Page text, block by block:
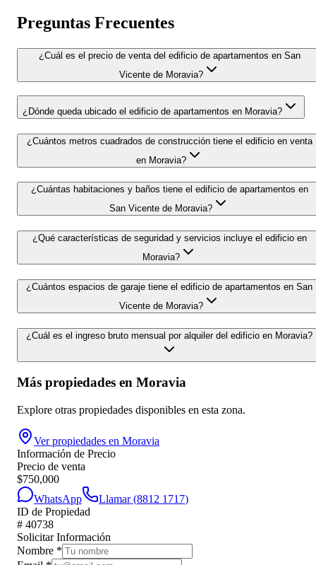
Preguntas Frecuentes
¿Cuál es el precio de venta del edificio de apartamentos en San
Vicente de Moravia?
¿Dónde queda ubicado el edificio de apartamentos en Moravia?
¿Cuántos metros cuadrados de construcción tiene el edificio en venta
en Moravia?
¿Cuántas habitaciones y baños tiene el edificio de apartamentos en
San Vicente de Moravia?
¿Qué características de seguridad y servicios incluye el edificio en
Moravia?
¿Cuántos espacios de garaje tiene el edificio de apartamentos en San
Vicente de Moravia?
¿Cuál es el ingreso bruto mensual por alquiler del edificio en Moravia?
Más propiedades en Moravia
Explore otras propiedades disponibles en esta zona.
Ver propiedades en Moravia
Información de Precio
Precio de venta
$750,000
WhatsApp
Llamar (8812 1717)
ID de Propiedad
# 40738
Solicitar Información
Nombre *